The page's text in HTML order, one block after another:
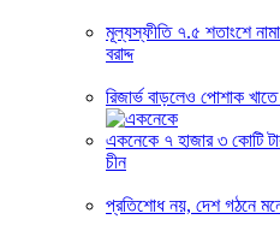
মূল্যস্ফীতি ৭.৫ শতাংশে
বরাদ্দ
রিজার্ভ বাড়লেও পোশাক
একনেকে ৭ হাজার ৩ কোটি
চীন
প্রতিশোধ নয়, দেশ গঠনে